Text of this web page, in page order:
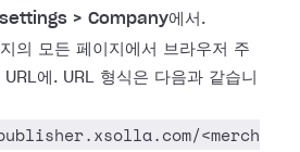
> Company에서.
의 모든 페이지에서 브라우저 주
에. URL 형식은 다음과 같습니
<merch